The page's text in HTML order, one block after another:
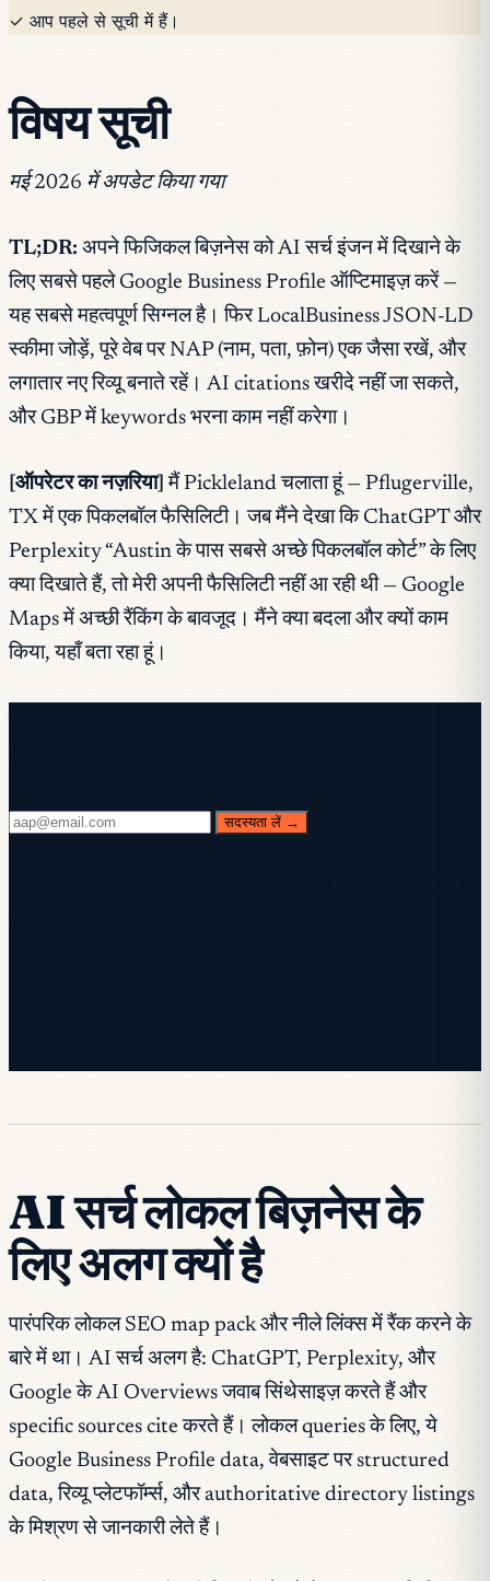
✓ आप पहले से सूची में हैं।
विषय सूची
मई 2026 में अपडेट किया गया
TL;DR: अपने फिजिकल बिज़नेस को AI सर्च इंजन में दिखाने के
लिए सबसे पहले Google Business Profile ऑप्टिमाइज़ करें —
यह सबसे महत्वपूर्ण सिग्नल है। फिर LocalBusiness JSON-LD
स्कीमा जोड़ें, पूरे वेब पर NAP (नाम, पता, फ़ोन) एक जैसा रखें, और
लगातार नए रिव्यू बनाते रहें। AI citations खरीदे नहीं जा सकते,
और GBP में keywords भरना काम नहीं करेगा।
[ऑपरेटर का नज़रिया] मैं Pickleland चलाता हूं — Pflugerville,
TX में एक पिकलबॉल फैसिलिटी। जब मैंने देखा कि ChatGPT और
Perplexity “Austin के पास सबसे अच्छे पिकलबॉल कोर्ट” के लिए
क्या दिखाते हैं, तो मेरी अपनी फैसिलिटी नहीं आ रही थी — Google
Maps में अच्छी रैंकिंग के बावजूद। मैंने क्या बदला और क्यों काम
किया, यहाँ बता रहा हूं।
सदस्यता लें →
AI सर्च लोकल बिज़नेस के
लिए अलग क्यों है
पारंपरिक लोकल SEO map pack और नीले लिंक्स में रैंक करने के
बारे में था। AI सर्च अलग है: ChatGPT, Perplexity, और
Google के AI Overviews जवाब सिंथेसाइज़ करते हैं और
specific sources cite करते हैं। लोकल queries के लिए, ये
Google Business Profile data, वेबसाइट पर structured
data, रिव्यू प्लेटफॉर्म्स, और authoritative directory listings
के मिश्रण से जानकारी लेते हैं।